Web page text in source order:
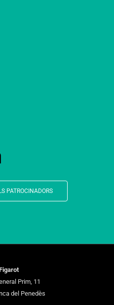
PATROCINADORS
Prim, 11
del Penedès